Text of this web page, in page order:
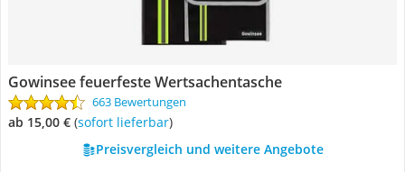
Gowinsee feuerfeste Wertsachentasche
663 Bewertungen
ab 15,00 € ( Sofort lieferbar)
Preisvergleich und weitere Angebote